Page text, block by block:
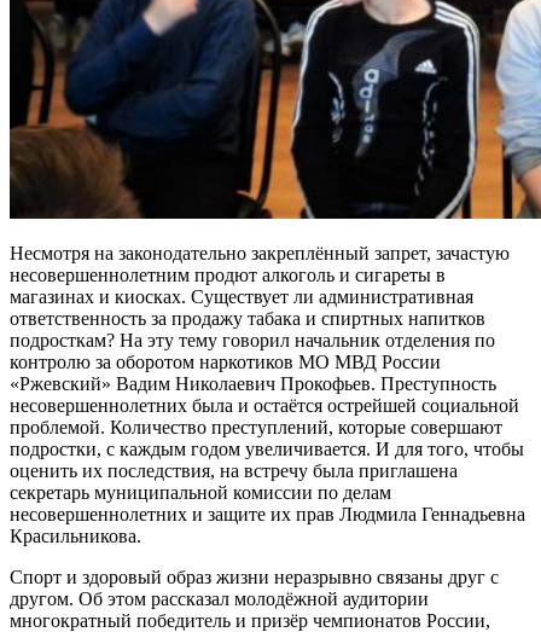
Несмотря на законодательно закреплённый запрет, зачастую
несовершеннолетним продют алкоголь и сигареты в
магазинах и киосках. Существует ли административная
ответственность за продажу табака и спиртных напитков
подросткам? На эту тему говорил начальник отделения по
контролю за оборотом наркотиков МО МВД России
«Ржевский» Вадим Николаевич Прокофьев. Преступность
несовершеннолетних была и остаётся острейшей социальной
проблемой. Количество преступлений, которые совершают
подростки, с каждым годом увеличивается. И для того, чтобы
оценить их последствия, на встречу была приглашена
секретарь муниципальной комиссии по делам
несовершеннолетних и защите их прав Людмила Геннадьевна
Красильникова.
Спорт и здоровый образ жизни неразрывно связаны друг с
другом. Об этом рассказал молодёжной аудитории
многократный победитель и призёр чемпионатов России,